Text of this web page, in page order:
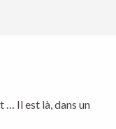
… Il est là, dans un